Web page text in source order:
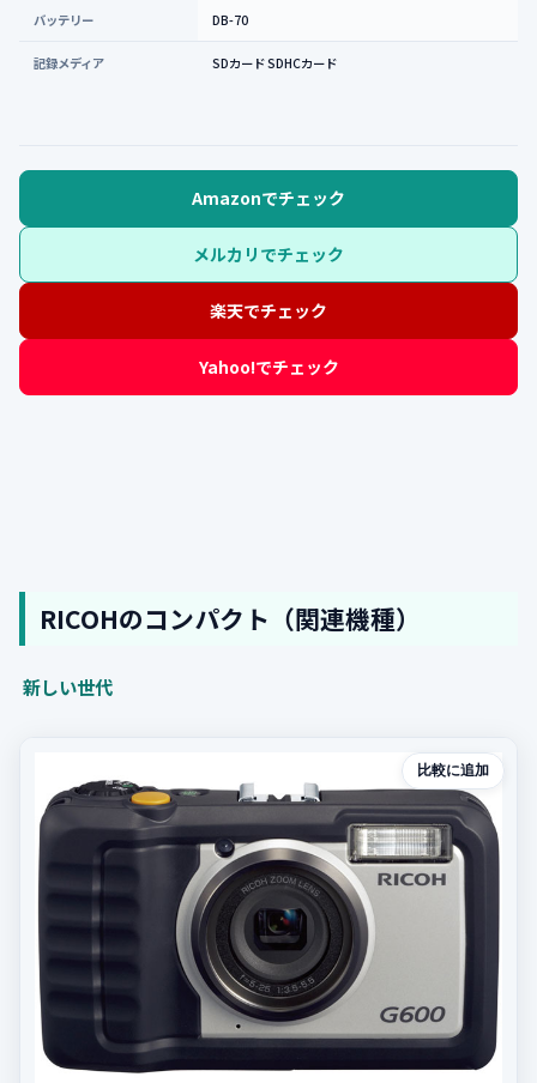
バッテリー DB-70
記録メディア SDカード SDHCカード
Amazonでチェック
メルカリでチェック
楽天でチェック
Yahoo!でチェック
RICOHのコンパクト（関連機種）
新しい世代
比較に追加